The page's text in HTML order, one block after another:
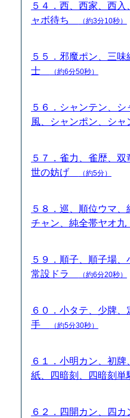
５４．西、西家、西
ャボ待ち
（約3分10秒）
５５．邪魔ポン、三
士
（約6分50秒）
５６．シャンテン、
風、シャンポン、シ
５７．雀力、雀歴、
世の妨げ
（約5分）
５８．巡、順位ウマ
チャン、純全帯ヤオ
５９．順子、順子場、
常設ドラ
（約6分20秒）
６０．小タテ、少牌
手
（約5分30秒）
６１．小明カン、初
紙、四暗刻、四暗刻
６２．四開カン、四